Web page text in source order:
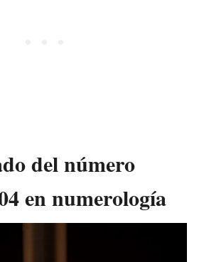
del número
en numerología